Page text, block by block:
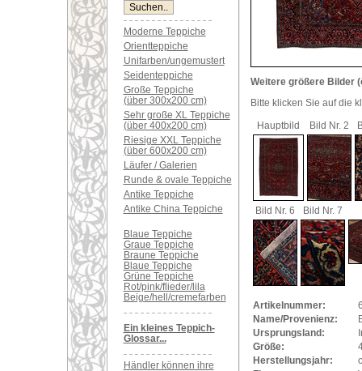
Moderne Teppiche
Orientteppiche
Unifarben/ungemustert
Seidenteppiche
Große Teppiche
(über 300x200 cm)
Sehr große XL Teppiche
(über 400x200 cm)
Riesige XXL Teppiche
(über 600x200 cm)
Läufer / Galerien
Runde & ovale Teppiche
Antike Teppiche
Antike China Teppiche
Blaue Teppiche
Graue Teppiche
Braune Teppiche
Blaue Teppiche
Grüne Teppiche
Rot/pink/flieder/lila
Beige/hell/cremefarben
Ein kleines Teppich-
Glossar...
Händler können ihre
Weitere größere Bilder
Bitte klicken Sie auf die
Hauptbild
Bild Nr. 2
Bild Nr. 6 Bild Nr. 7
Artikelnummer:
Name/Provenienz:
Ursprungsland:
Größe:
Herstellungsjahr: